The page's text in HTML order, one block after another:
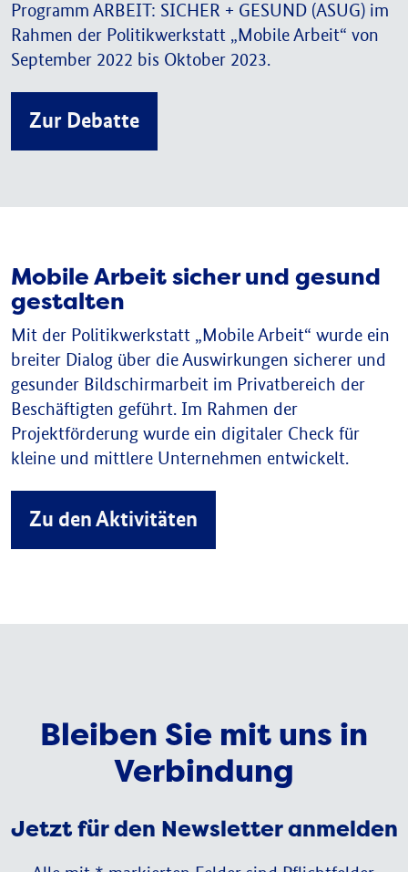
Programm ARBEIT: SICHER + GESUND (ASUG) im
Rahmen der Politikwerkstatt „Mobile Arbeit“ von
September 2022 bis Oktober 2023.
Zur Debatte
Mobile Arbeit sicher und gesund
gestalten
Mit der Politikwerkstatt „Mobile Arbeit“ wurde ein
breiter Dialog über die Auswirkungen sicherer und
gesunder Bildschirmarbeit im Privatbereich der
Beschäftigten geführt. Im Rahmen der
Projektförderung wurde ein digitaler Check für
kleine und mittlere Unternehmen entwickelt.
Zu den Aktivitäten
Bleiben Sie mit uns in
Verbindung
Jetzt für den Newsletter anmelden